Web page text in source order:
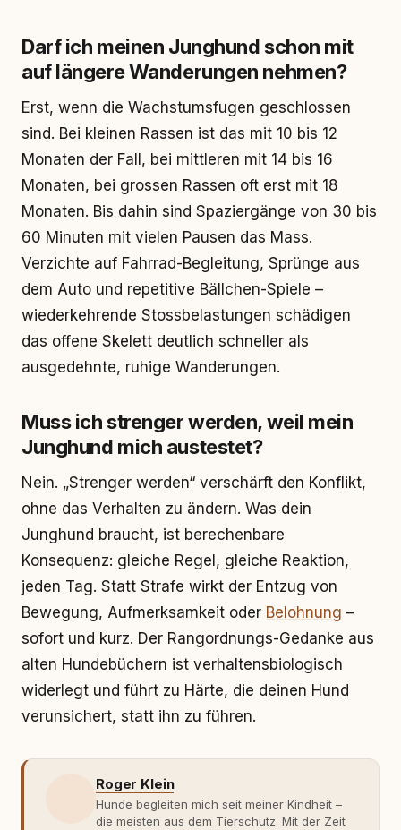
Darf ich meinen Junghund schon mit
auf längere Wanderungen nehmen?
Erst, wenn die Wachstumsfugen geschlossen
sind. Bei kleinen Rassen ist das mit 10 bis 12
Monaten der Fall, bei mittleren mit 14 bis 16
Monaten, bei grossen Rassen oft erst mit 18
Monaten. Bis dahin sind Spaziergänge von 30 bis
60 Minuten mit vielen Pausen das Mass.
Verzichte auf Fahrrad-Begleitung, Sprünge aus
dem Auto und repetitive Bällchen-Spiele –
wiederkehrende Stossbelastungen schädigen
das offene Skelett deutlich schneller als
ausgedehnte, ruhige Wanderungen.
Muss ich strenger werden, weil mein
Junghund mich austestet?
Nein. „Strenger werden“ verschärft den Konflikt,
ohne das Verhalten zu ändern. Was dein
Junghund braucht, ist berechenbare
Konsequenz: gleiche Regel, gleiche Reaktion,
jeden Tag. Statt Strafe wirkt der Entzug von
Bewegung, Aufmerksamkeit oder Belohnung –
sofort und kurz. Der Rangordnungs-Gedanke aus
alten Hundebüchern ist verhaltensbiologisch
widerlegt und führt zu Härte, die deinen Hund
verunsichert, statt ihn zu führen.
Roger Klein
Hunde begleiten mich seit meiner Kindheit –
die meisten aus dem Tierschutz. Mit der Zeit